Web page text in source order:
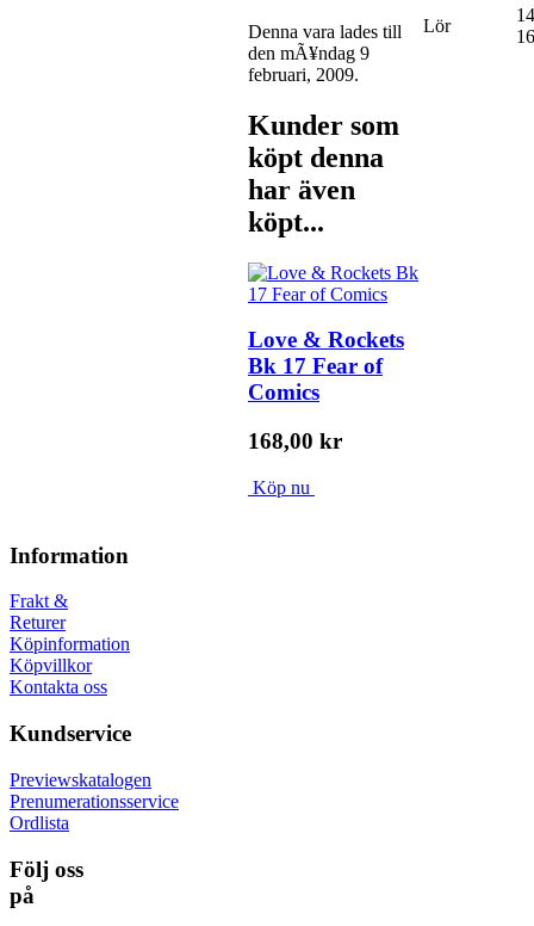
Denna vara lades till
den mÃ¥ndag 9
februari, 2009.
Kunder som
köpt denna
har även
köpt...
Love & Rockets
Bk 17 Fear of
Comics
168,00 kr
Köp nu
Lör
Information
Frakt &
Returer
Köpinformation
Köpvillkor
Kontakta oss
Kundservice
Previewskatalogen
Prenumerationsservice
Ordlista
Följ oss
på